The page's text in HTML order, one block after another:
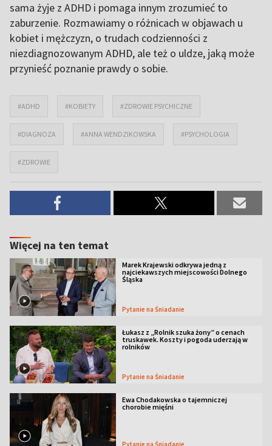
sama żyje z ADHD i pomaga innym zrozumieć to
zaburzenie. Rozmawiamy o różnicach w objawach u
kobiet i mężczyzn, o trudach codzienności z
niezdiagnozowanym ADHD, ale też o uldze, jaką może
przynieść poznanie prawdy o sobie.
#ADHD #KOBIETY #ZDROWIE PSYCHICZNE
#DIAGNOZA #ANNA WENDZIKOWSKA #PSYCHOLOGIA
#ZDROWIE
Więcej na ten temat
Marek Krajewski odkrywa jedną z
najciekawszych miejscowości Dolnego
Śląska
Pytanie na Śniadanie
Łukasz z „Rolnik szuka żony” o cenach
truskawek. Koszty i pogoda uderzają w
rolników
Pytanie na Śniadanie
Ewa Chodakowska o tajemniczej
chorobie mięśni
Pytanie na Śniadanie